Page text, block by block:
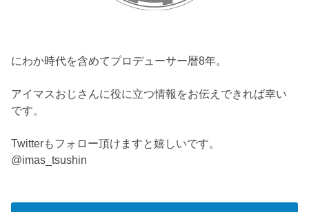
にわか時代を含めてプロデューサー暦8年。
アイマスおじさんに役に立つ情報をお伝えできれば幸い
です。
Twitterもフォロー頂けますと嬉しいです。
@imas_tsushin